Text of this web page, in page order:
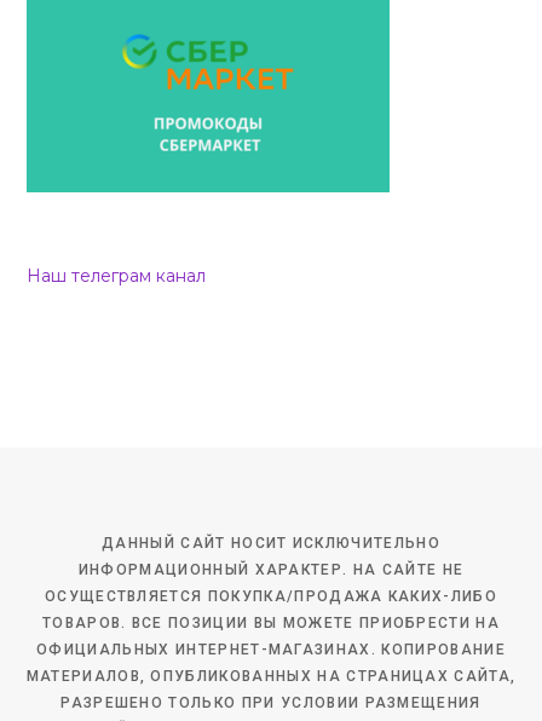
Наш телеграм канал
ДАННЫЙ САЙТ НОСИТ ИСКЛЮЧИТЕЛЬНО
ИНФОРМАЦИОННЫЙ ХАРАКТЕР. НА САЙТЕ НЕ
ОСУЩЕСТВЛЯЕТСЯ ПОКУПКА/ПРОДАЖА КАКИХ-ЛИБО
ТОВАРОВ. ВСЕ ПОЗИЦИИ ВЫ МОЖЕТЕ ПРИОБРЕСТИ НА
ОФИЦИАЛЬНЫХ ИНТЕРНЕТ-МАГАЗИНАХ. КОПИРОВАНИЕ
МАТЕРИАЛОВ, ОПУБЛИКОВАННЫХ НА СТРАНИЦАХ САЙТА,
РАЗРЕШЕНО ТОЛЬКО ПРИ УСЛОВИИ РАЗМЕЩЕНИЯ